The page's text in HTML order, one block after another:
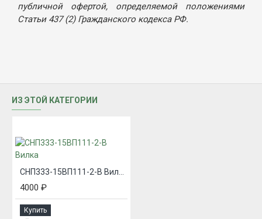
публичной офертой, определяемой положениями
Статьи 437 (2) Гражданского кодекса РФ.
ИЗ ЭТОЙ КАТЕГОРИИ
СНП333-15ВП111-2-В Вилка
4000 ₽
Купить